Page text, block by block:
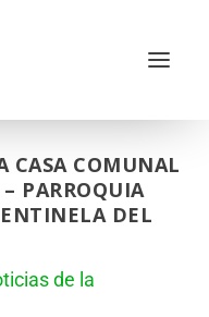
CASA COMUNAL
PARROQUIA
DEL
de la